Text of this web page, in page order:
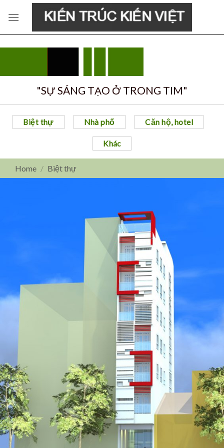
"SỰ SÁNG TẠO Ở TRONG TIM"
Biệt thự Nhà phố Căn hộ, hotel
Khác
Home / Biệt thự